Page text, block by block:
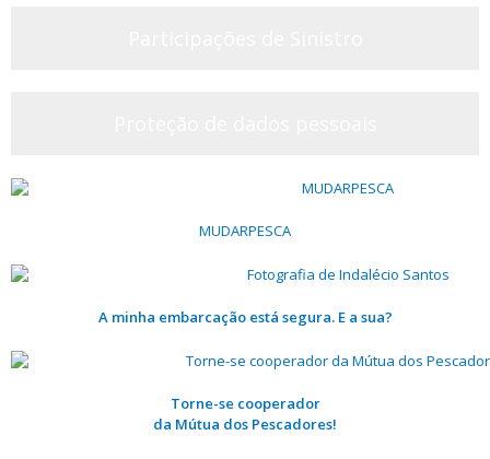
MUDARPESCA
A minha embarcação está segura. E a sua?
Torne-se cooperador
da Mútua dos Pescadores!